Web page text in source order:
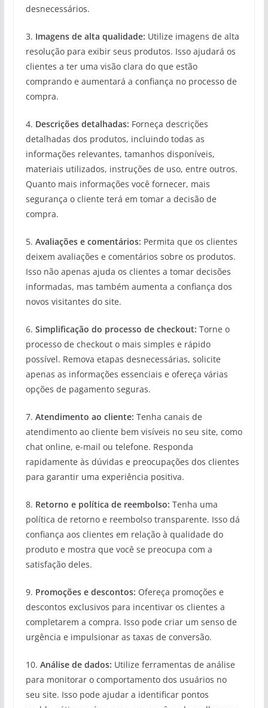
desnecessários.
3. Imagens de alta qualidade: Utilize imagens de alta
resolução para exibir seus produtos. Isso ajudará os
clientes a ter uma visão clara do que estão
comprando e aumentará a confiança no processo de
compra.
4. Descrições detalhadas: Forneça descrições
detalhadas dos produtos, incluindo todas as
informações relevantes, tamanhos disponíveis,
materiais utilizados, instruções de uso, entre outros.
Quanto mais informações você fornecer, mais
segurança o cliente terá em tomar a decisão de
compra.
5. Avaliações e comentários: Permita que os clientes
deixem avaliações e comentários sobre os produtos.
Isso não apenas ajuda os clientes a tomar decisões
informadas, mas também aumenta a confiança dos
novos visitantes do site.
6. Simplificação do processo de checkout: Torne o
processo de checkout o mais simples e rápido
possível. Remova etapas desnecessárias, solicite
apenas as informações essenciais e ofereça várias
opções de pagamento seguras.
7. Atendimento ao cliente: Tenha canais de
atendimento ao cliente bem visíveis no seu site, como
chat online, e-mail ou telefone. Responda
rapidamente às dúvidas e preocupações dos clientes
para garantir uma experiência positiva.
8. Retorno e política de reembolso: Tenha uma
política de retorno e reembolso transparente. Isso dá
confiança aos clientes em relação à qualidade do
produto e mostra que você se preocupa com a
satisfação deles.
9. Promoções e descontos: Ofereça promoções e
descontos exclusivos para incentivar os clientes a
completarem a compra. Isso pode criar um senso de
urgência e impulsionar as taxas de conversão.
10. Análise de dados: Utilize ferramentas de análise
para monitorar o comportamento dos usuários no
seu site. Isso pode ajudar a identificar pontos